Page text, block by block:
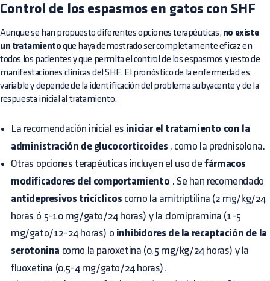
Control de los espasmos en gatos con SHF
Aunque se han propuesto diferentes opciones terapéuticas, no existe
un tratamiento que haya demostrado ser completamente eficaz en
todos los pacientes y que permita el control de los espasmos y resto de
manifestaciones clínicas del SHF. El pronóstico de la enfermedad es
variable y depende de la identificación del problema subyacente y de la
respuesta inicial al tratamiento.
La recomendación inicial es iniciar el tratamiento con la
administración de glucocorticoides , como la prednisolona.
Otras opciones terapéuticas incluyen el uso defármacos
modificadores del comportamiento . Se han recomendado
antidepresivos tricíclicos como la amitriptilina (2 mg/kg/24
horas ó 5-10 mg/gato/24 horas) y la clomipramina (1-5
mg/gato/12-24 horas) o inhibidores de la recaptación de la
serotonina como la paroxetina (0,5 mg/kg/24 horas) y la
fluoxetina (0,5-4 mg/gato/24 horas).